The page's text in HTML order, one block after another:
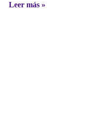
Leer más »